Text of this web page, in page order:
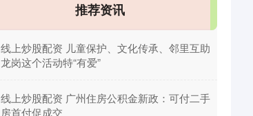
推荐资讯
​线上炒股配资 儿童保护、文化传承、邻里互助
龙岗这个活动特“有爱”
​线上炒股配资 广州住房公积金新政：可付二手
房首付促成交